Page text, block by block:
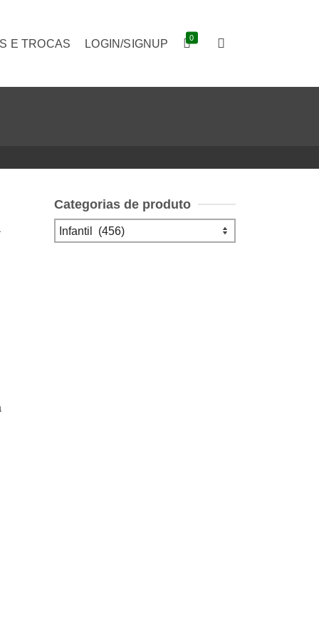
E TROCAS LOGIN/SIGNUP 0
Categorias de produto